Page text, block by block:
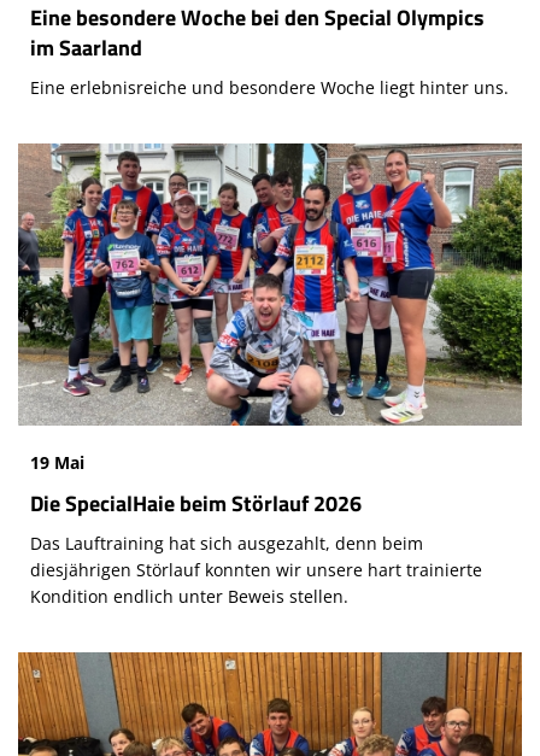
Eine besondere Woche bei den Special Olympics
im Saarland
Eine erlebnisreiche und besondere Woche liegt hinter uns.
19 Mai
Die SpecialHaie beim Störlauf 2026
Das Lauftraining hat sich ausgezahlt, denn beim
diesjährigen Störlauf konnten wir unsere hart trainierte
Kondition endlich unter Beweis stellen.